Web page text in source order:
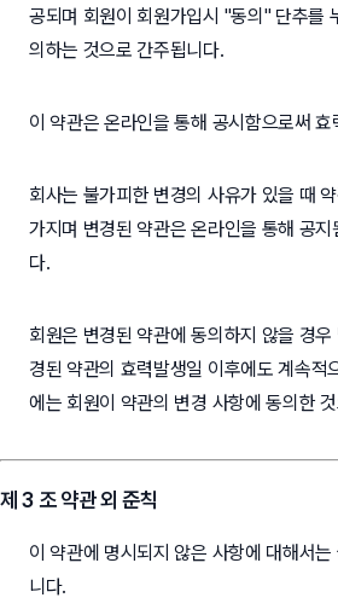
공되며 회원이 회원가입시 "동의" 단추를
의하는 것으로 간주됩니다.
이 약관은 온라인을 통해 공시함으로써 효
회사는 불가피한 변경의 사유가 있을 때
가지며 변경된 약관은 온라인을 통해 공지
다.
회원은 변경된 약관에 동의하지 않을 경
경된 약관의 효력발생일 이후에도 계속적
에는 회원이 약관의 변경 사항에 동의한
제 3 조 약관 외 준칙
이 약관에 명시되지 않은 사항에 대해서
니다.